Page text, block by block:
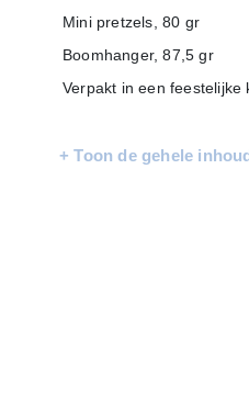
Mini pretzels, 80 gr
Boomhanger, 87,5 gr
Verpakt in een feestelijke
+ Toon de gehele